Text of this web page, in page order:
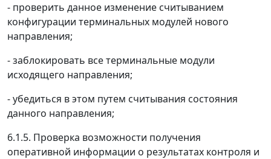
- проверить данное изменение считыванием
конфигурации терминальных модулей нового
направления;
- заблокировать все терминальные модули
исходящего направления;
- убедиться в этом путем считывания состояния
данного направления;
6.1.5. Проверка возможности получения
оперативной информации о результатах контроля и